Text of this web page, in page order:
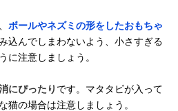
ボールやネズミの形をしたおもちゃ
込んでしまわないよう、小さすぎる
に注意しましょう。
にぴったり です。マタタビが入って
猫の場合は注意しましょう。